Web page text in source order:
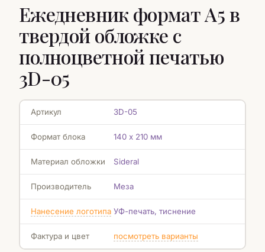
Ежедневник формат А5 в
твердой обложке с
полноцветной печатью
3D-05
Артикул 3D-05
Формат блока 140 х 210 мм
Материал обложки Sideral
Производитель Меза
Нанесение логотипа УФ-печать, тиснение
Фактура и цвет посмотреть варианты